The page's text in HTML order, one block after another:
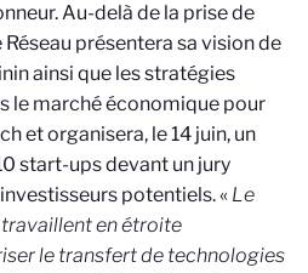
Au-delà de la prise de
présentera sa vision de
ainsi que les stratégies
le marché économique pour
et organisera, le 14 juin, un
start-ups devant un jury
potentiels. « Le
travaillent en étroite
le transfert de technologies